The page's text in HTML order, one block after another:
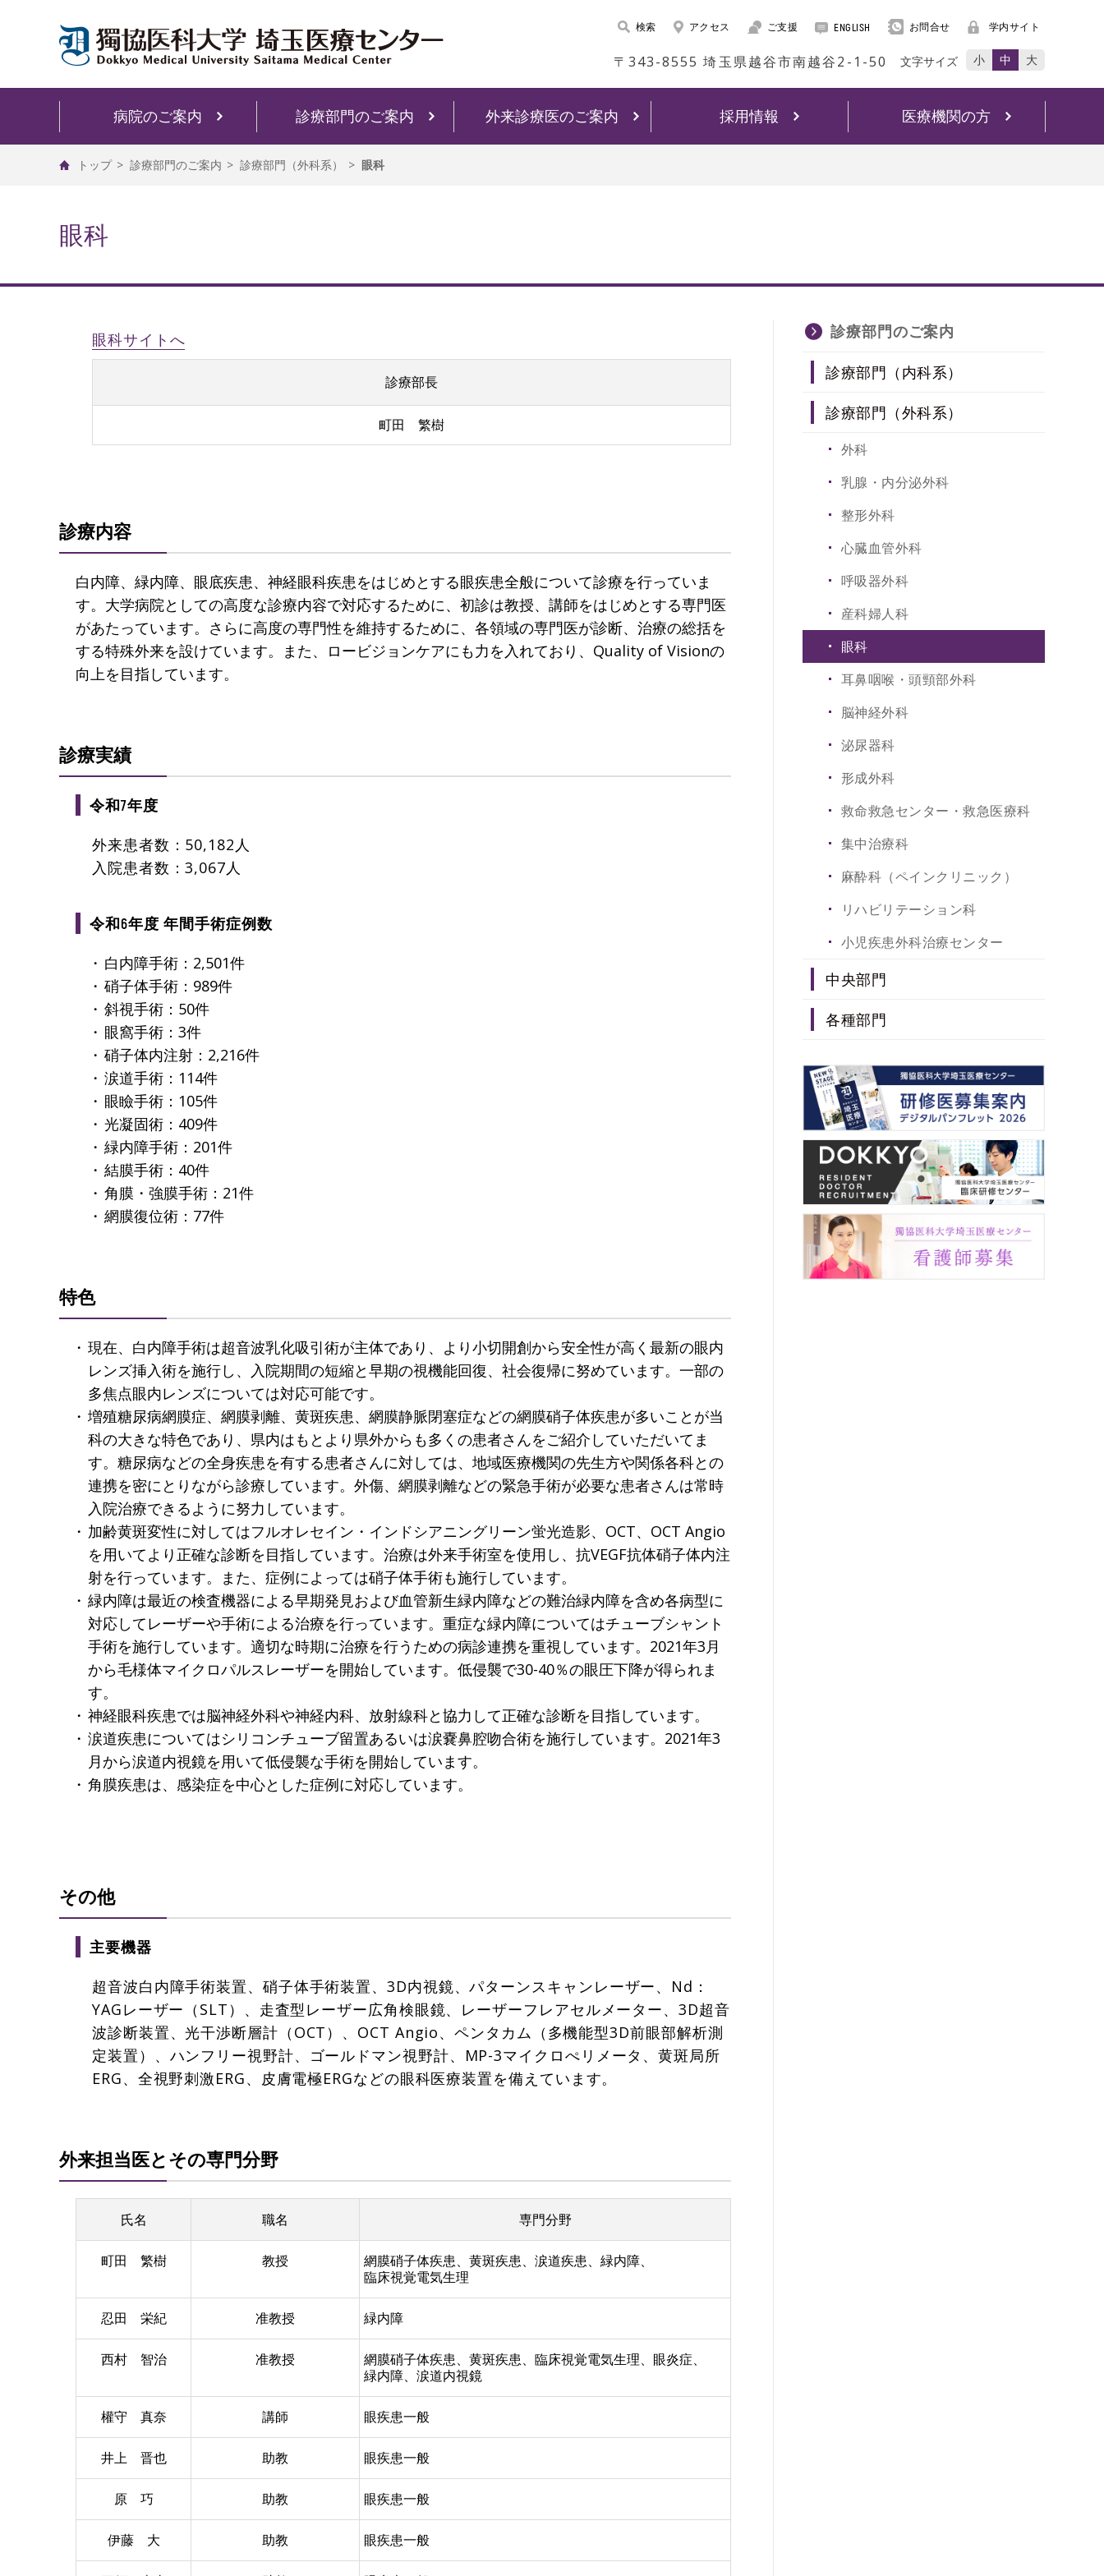
検索 アクセス ご支援 ENGLISH お問合せ 学内サイト
〒343-8555 埼玉県越谷市南越谷2-1-50 文字サイズ 小 中 大
病院のご案内 診療部門のご案内 外来診療医のご案内 採用情報 医療機関の方
トップ 診療部門のご案内 診療部門（外科系） 眼科
眼科
眼科サイトへ
診療部長
町田 繁樹
診療内容
白内障、緑内障、眼底疾患、神経眼科疾患をはじめとする眼疾患全般について診療を行っていま
す。大学病院としての高度な診療内容で対応するために、初診は教授、講師をはじめとする専門医
があたっています。さらに高度の専門性を維持するために、各領域の専門医が診断、治療の総括を
する特殊外来を設けています。また、ロービジョンケアにも力を入れており、Quality of Visionの
向上を目指しています。
診療実績
令和7年度
外来患者数：50,182人
入院患者数：3,067人
令和6年度 年間手術症例数
白内障手術：2,501件
硝子体手術：989件
斜視手術：50件
眼窩手術：3件
硝子体内注射：2,216件
涙道手術：114件
眼瞼手術：105件
光凝固術：409件
緑内障手術：201件
結膜手術：40件
角膜・強膜手術：21件
網膜復位術：77件
特色
現在、白内障手術は超音波乳化吸引術が主体であり、より小切開創から安全性が高く最新の眼内
レンズ挿入術を施行し、入院期間の短縮と早期の視機能回復、社会復帰に努めています。一部の
多焦点眼内レンズについては対応可能です。
増殖糖尿病網膜症、網膜剥離、黄斑疾患、網膜静脈閉塞症などの網膜硝子体疾患が多いことが当
科の大きな特色であり、県内はもとより県外からも多くの患者さんをご紹介していただいてま
す。糖尿病などの全身疾患を有する患者さんに対しては、地域医療機関の先生方や関係各科との
連携を密にとりながら診療しています。外傷、網膜剥離などの緊急手術が必要な患者さんは常時
入院治療できるように努力しています。
加齢黄斑変性に対してはフルオレセイン・インドシアニングリーン蛍光造影、OCT、OCT Angio
を用いてより正確な診断を目指しています。治療は外来手術室を使用し、抗VEGF抗体硝子体内注
射を行っています。また、症例によっては硝子体手術も施行しています。
緑内障は最近の検査機器による早期発見および血管新生緑内障などの難治緑内障を含め各病型に
対応してレーザーや手術による治療を行っています。重症な緑内障についてはチューブシャント
手術を施行しています。適切な時期に治療を行うための病診連携を重視しています。2021年3月
から毛様体マイクロパルスレーザーを開始しています。低侵襲で30-40％の眼圧下降が得られま
す。
神経眼科疾患では脳神経外科や神経内科、放射線科と協力して正確な診断を目指しています。
涙道疾患についてはシリコンチューブ留置あるいは涙嚢鼻腔吻合術を施行しています。2021年3
月から涙道内視鏡を用いて低侵襲な手術を開始しています。
角膜疾患は、感染症を中心とした症例に対応しています。
その他
主要機器
超音波白内障手術装置、硝子体手術装置、3D内視鏡、パターンスキャンレーザー、Nd：
YAGレーザー（SLT）、走査型レーザー広角検眼鏡、レーザーフレアセルメーター、3D超音
波診断装置、光干渉断層計（OCT）、OCT Angio、ペンタカム（多機能型3D前眼部解析測
定装置）、ハンフリー視野計、ゴールドマン視野計、MP-3マイクロぺリメータ、黄斑局所
ERG、全視野刺激ERG、皮膚電極ERGなどの眼科医療装置を備えています。
外来担当医とその専門分野
氏名 職名 専門分野
町田 繁樹 教授
網膜硝子体疾患、黄斑疾患、涙道疾患、緑内障、
臨床視覚電気生理
忍田 栄紀 准教授 緑内障
西村 智治 准教授
網膜硝子体疾患、黄斑疾患、臨床視覚電気生理、眼炎症、
緑内障、涙道内視鏡
權守 真奈 講師 眼疾患一般
井上 晋也 助教 眼疾患一般
原 巧 助教 眼疾患一般
伊藤 大 助教 眼疾患一般
診療部門のご案内
診療部門（内科系）
糖代謝・内分泌内科
呼吸器・アレルギー内科
消化器内科
循環器内科
腎臓内科
脳神経内科
血液内科
小児科
皮膚科
こころの診療科
放射線科
総合診療科
診療部門（外科系）
外科
乳腺・内分泌外科
整形外科
心臓血管外科
呼吸器外科
産科婦人科
眼科
耳鼻咽喉・頭頸部外科
脳神経外科
泌尿器科
形成外科
救命救急センター・救急医療科
集中治療科
麻酔科（ペインクリニック）
リハビリテーション科
小児疾患外科治療センター
中央部門
総合患者支援センター
子どものこころ診療センター
内視鏡センター
遺伝カウンセリングセンター
リプロダクションセンター
超音波センター
周産期母子医療センター
移植センター
各種部門
看護部
事務部
医療安全管理室
臨床研修センター
感染制御部
臨床研究支援室